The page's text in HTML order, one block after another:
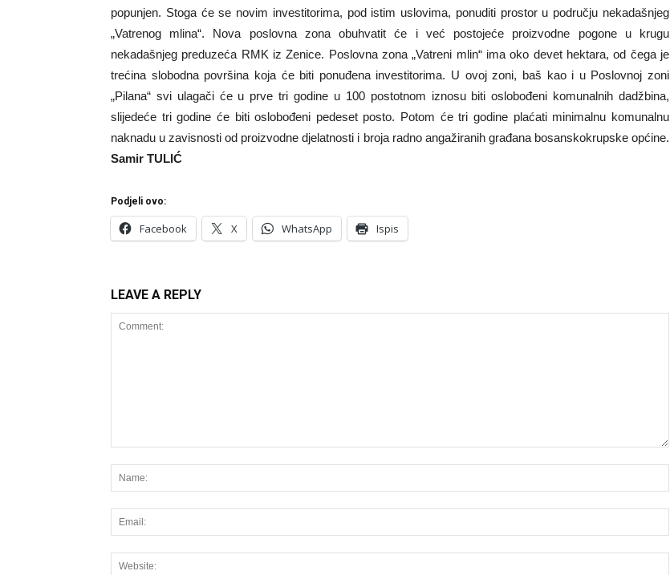
popunjen. Stoga će se novim investitorima, pod istim uslovima, ponuditi prostor u području nekadašnjeg
„Vatrenog mlina“. Nova poslovna zona obuhvatit će i već postojeće proizvodne pogone u krugu
nekadašnjeg preduzeća RMK iz Zenice. Poslovna zona „Vatreni mlin“ ima oko devet hektara, od čega je
trećina slobodna površina koja će biti ponuđena investitorima. U ovoj zoni, baš kao i u Poslovnoj zoni
„Pilana“ svi ulagači će u prve tri godine u 100 postotnom iznosu biti oslobođeni komunalnih dadžbina,
slijedeće tri godine će biti oslobođeni pedeset posto. Potom će tri godine plaćati minimalnu komunalnu
naknadu u zavisnosti od proizvodne djelatnosti i broja radno angažiranih građana bosanskokrupske općine.
Samir TULIĆ
Podjeli ovo:
Facebook X WhatsApp Ispis
LEAVE A REPLY